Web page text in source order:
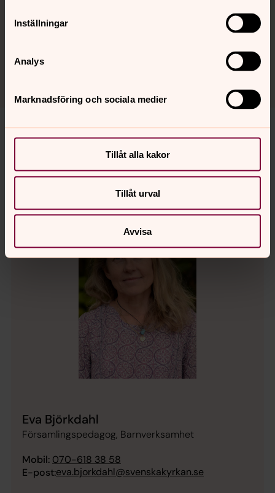
Inställningar
Analys
Marknadsföring och sociala medier
Tillåt alla kakor
Tillåt urval
Avvisa
Mobil:072-967 14 20
Pedagoger
Eva Björkdahl
Församlingspedagog, Barnverksamhet
Mobil: 070-618 38 58
E-post:eva.bjorkdahl@svenskakyrkan.se